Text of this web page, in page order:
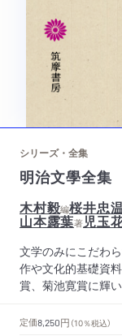
シリーズ・全集
明治文學全
木村毅編桜井忠温
山本露葉著児玉
文学のみにこだわ
作や文化的基礎資
賞、菊池寛賞に輝
定価8,250円 （10％税込）